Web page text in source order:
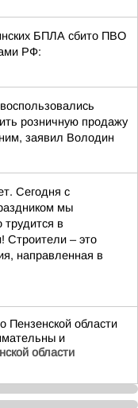
БПЛА сбито ПВО
РФ:
розничную продажу
заявил Володин
Сегодня с
мы
трудится в
Строители – это
направленная в
области
и
области